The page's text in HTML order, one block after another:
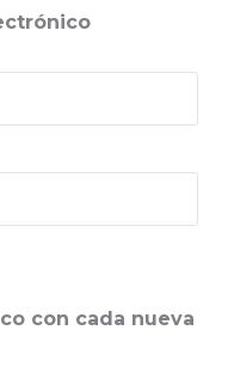
con cada nueva